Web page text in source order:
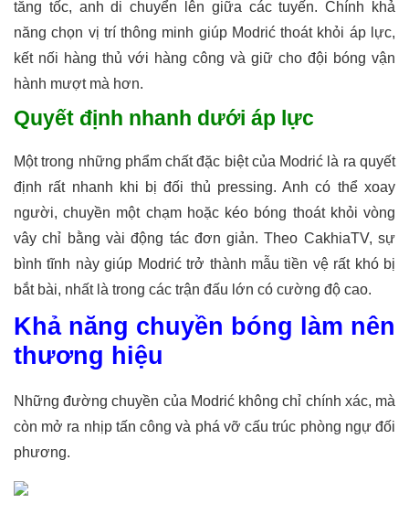
tăng tốc, anh di chuyển lên giữa các tuyến. Chính khả
năng chọn vị trí thông minh giúp Modrić thoát khỏi áp lực,
kết nối hàng thủ với hàng công và giữ cho đội bóng vận
hành mượt mà hơn.
Quyết định nhanh dưới áp lực
Một trong những phẩm chất đặc biệt của Modrić là ra quyết
định rất nhanh khi bị đối thủ pressing. Anh có thể xoay
người, chuyền một chạm hoặc kéo bóng thoát khỏi vòng
vây chỉ bằng vài động tác đơn giản. Theo CakhiaTV, sự
bình tĩnh này giúp Modrić trở thành mẫu tiền vệ rất khó bị
bắt bài, nhất là trong các trận đấu lớn có cường độ cao.
Khả năng chuyền bóng làm nên
thương hiệu
Những đường chuyền của Modrić không chỉ chính xác, mà
còn mở ra nhịp tấn công và phá vỡ cấu trúc phòng ngự đối
phương.